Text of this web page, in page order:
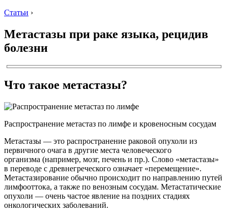
Статьи ›
Метастазы при раке языка, рецидив
болезни
Что такое метастазы?
Распространение метастаз по лимфе и кровеносным сосудам
Метастазы — это распространение раковой опухоли из
первичного очага в другие места человеческого
организма (например, мозг, печень и пр.). Слово «метастазы»
в переводе с древнегреческого означает «перемещение».
Метастазирование обычно происходит по направлению путей
лимфооттока, а также по венозным сосудам. Метастатические
опухоли — очень частое явление на поздних стадиях
онкологических заболеваний.